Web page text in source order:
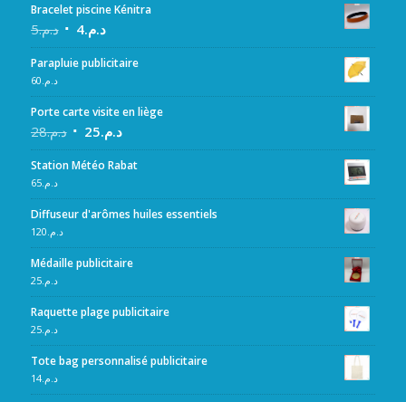
Bracelet piscine Kénitra
د.م.5 د.م.4
Parapluie publicitaire
د.م. 60
Porte carte visite en liège
د.م.28 د.م.25
Station Météo Rabat
د.م.65
Diffuseur d'arômes huiles essentiels
د.م. 120
Médaille publicitaire
د.م.25
Raquette plage publicitaire
د.م.25
Tote bag personnalisé publicitaire
د.م.14